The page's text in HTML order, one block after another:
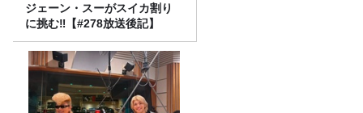
ジェーン・スーがスイカ割り
に挑む‼【#278放送後記】